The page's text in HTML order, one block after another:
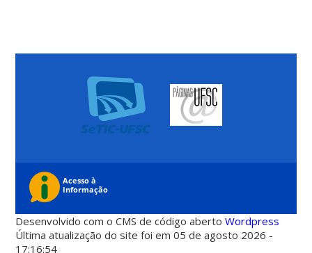
Desenvolvido com o CMS de código abertoWordpress
Última atualização do site foi em 05 de agosto 2026 -
17:16:54